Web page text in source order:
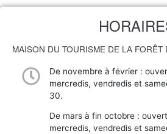
MAISON DU TOURISME DE LA FORÊT
De novembre à février :
mercredis, vendredis et
30.
De mars à fin octobre :
mercredis, vendredis et